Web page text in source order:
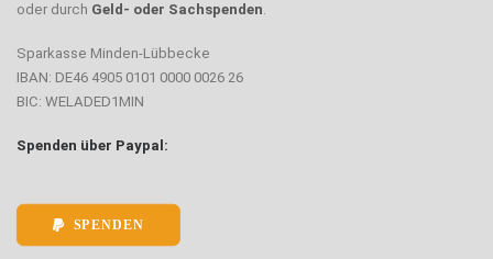
oder durch Geld- oder Sachspenden.
Sparkasse Minden-Lübbecke
IBAN: DE46 4905 0101 0000 0026 26
BIC: WELADED1MIN
Spenden über Paypal:
SPENDEN